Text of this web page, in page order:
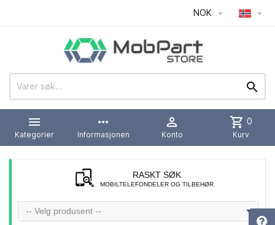
NOK  


Kategorier
more_horiz
Informasjonen

Konto
shopping_cart 0
Kurv
RASKT SØK
MOBILTELEFONDELER OG TILBEHØR
-- Velg produsent --